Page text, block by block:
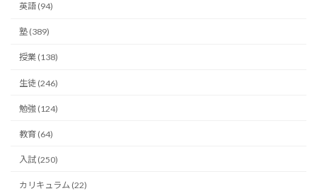
英語 (94)
塾 (389)
授業 (138)
生徒 (246)
勉強 (124)
教育 (64)
入試 (250)
カリキュラム (22)